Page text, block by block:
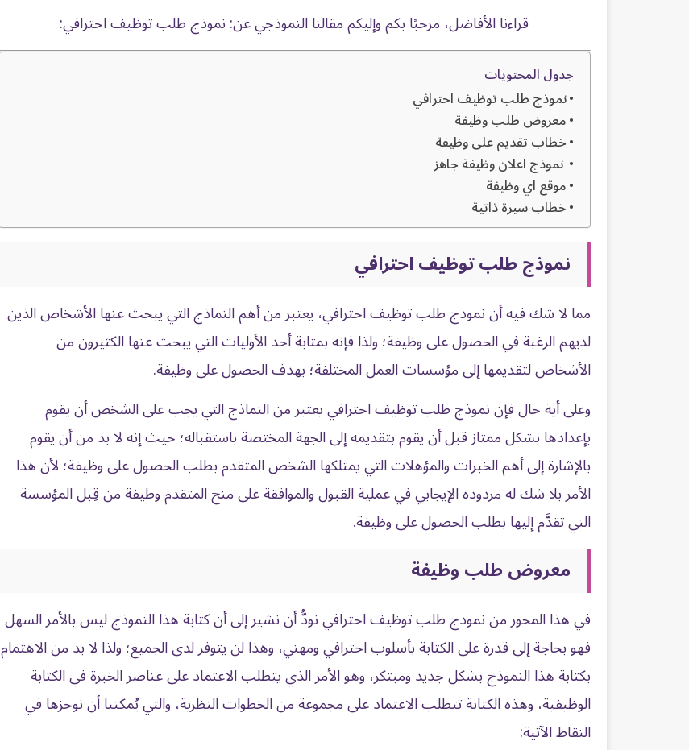
قراءنا الأفاضل، مرحبًا بكم وإليكم مقالنا النموذجي عن: نموذج طلب توظيف احترافي:
جدول المحتويات
نموذج طلب توظيف احترافي
معروض طلب وظيفة
خطاب تقديم على وظيفة
نموذج اعلان وظيفة جاهز
موقع اي وظيفة
خطاب سيرة ذاتية
نموذج طلب توظيف احترافي
مما لا شك فيه أن نموذج طلب توظيف احترافي، يعتبر من أهم النماذج التي يبحث عنها الأشخاص الذين
لديهم الرغبة في الحصول على وظيفة؛ ولذا فإنه بمثابة أحد الأوليات التي يبحث عنها الكثيرون من
الأشخاص لتقديمها إلى مؤسسات العمل المختلفة؛ بهدف الحصول على وظيفة.
وعلى أية حال فإننموذج طلب توظيفاحترافي يعتبر من النماذج التي يجب على الشخص أن يقوم
بإعدادها بشكل ممتاز قبل أن يقوم بتقديمه إلى الجهة المختصة باستقباله؛ حيث إنه لا بد من أن يقوم
بالإشارة إلى أهم الخبرات والمؤهلات التي يمتلكها الشخص المتقدم بطلب الحصول على وظيفة؛ لأن هذا
الأمر بلا شك له مردوده الإيجابي في عملية القبول والموافقة على منح المتقدم وظيفة من قِبل المؤسسة
التي تقدَّم إليها بطلب الحصول على وظيفة.
معروض طلب وظيفة
في هذا المحور من نموذج طلب توظيف احترافي نودُّ أن نشير إلى أن كتابة هذا النموذج ليس بالأمر السهل
فهو بحاجة إلى قدرة على الكتابة بأسلوب احترافي ومهني، وهذا لن يتوفر لدى الجميع؛ ولذا لا بد من الاهتمام
بكتابة هذا النموذج بشكل جديد ومبتكر، وهو الأمر الذي يتطلب الاعتماد على عناصر الخبرة في الكتابة
الوظيفية، وهذه الكتابة تتطلب الاعتماد على مجموعة من الخطوات النظرية، والتي يُمكننا أن نوجزها في
النقاط الآتية: